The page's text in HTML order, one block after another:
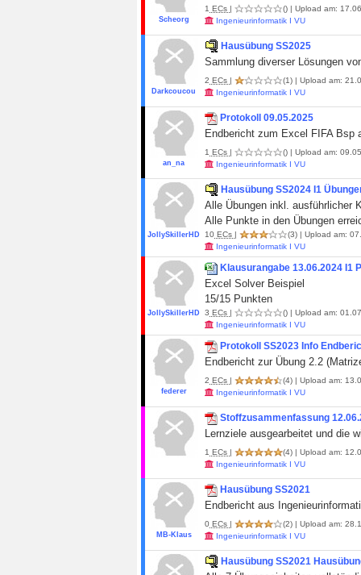
Scheorg
1 ECs | () | Upload am:
Ingenieurinformatik I VU
Darkcoucou
Hausübung SS2025
Sammlung diverser Lösungen
2 ECs | (1) | Upload am:
Ingenieurinformatik I VU
an_na
Protokoll 09.05.2025
Endbericht zum Excel FIFA Bsp
1 ECs | () | Upload am:
Ingenieurinformatik I VU
JollySkillerHD
Hausübung SS2024 I1
Alle Übungen inkl. ausführlicher
Alle Punkte in den Übungen
10 ECs | (3) | Upload am:
Ingenieurinformatik I VU
JollySkillerHD
Klausurangabe 13.06.2024 I1
Excel Solver Beispiel
15/15 Punkten
3 ECs | () | Upload am:
Ingenieurinformatik I VU
federer
Protokoll SS2023 Info
Endbericht zur Übung 2.2
2 ECs | (4) | Upload am:
Ingenieurinformatik I VU
Stoffzusammenfassung
Lernziele ausgearbeitet und die
1 ECs | (4) | Upload am:
Ingenieurinformatik I VU
MB-Klaus
Hausübung SS2021
Endbericht aus
0 ECs | (2) | Upload am:
Ingenieurinformatik I VU
Hausübung SS2021